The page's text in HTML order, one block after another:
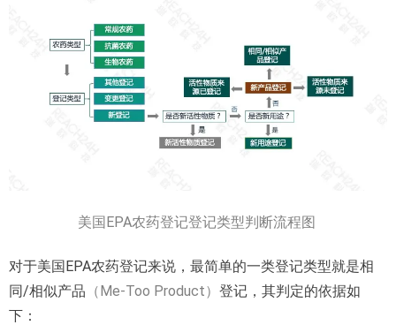
美国EPA农药登记登记类型判断流程图
对于美国EPA农药登记来说，最简单的一类登记类型就是相
同/相似产品 （Me-Too Product） 登记，其判定的依据如
下：